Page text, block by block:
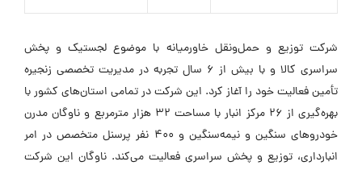
شرکت توزیع و حمل‌ونقل خاورمیانه با موضوع لجستیک و پخش
سراسری کالا و با بیش از 6 سال تجربه در مدیریت تخصصی زنجیره
تأمین فعالیت خود را آغاز کرد. این شرکت در تمامی استان‌های کشور با
بهره‌گیری از 26 مرکز انبار با مساحت 32 هزار مترمربع و ناوگان مدرن
خودروهای سنگین و نیمه‌سنگین و 400 نفر پرسنل متخصص در امر
انبارداری، توزیع و پخش سراسری فعالیت می‌کند. ناوگان این شرکت